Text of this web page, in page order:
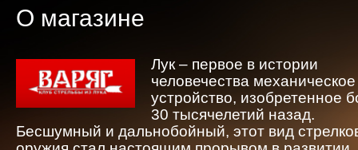
О магазине
Лук – первое в истории
человечества механическое
устройство, изобретенное
30 тысячелетий назад.
Бесшумный и дальнобойный, этот вид